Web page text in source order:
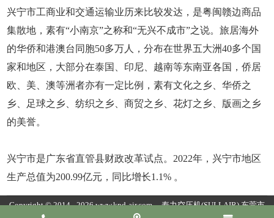
兴宁市工商业和交通运输业历来比较发达，是粤闽赣边商品
集散地，素有“小南京”之称和“无兴不成市”之说。旅居海外
的华侨和港澳台同胞50多万人，分布在世界五大洲40多个国
家和地区，大部分在泰国、印尼、越南等东南亚各国，侨居
欧、美、澳等洲者亦有一定比例，素有文化之乡、华侨之
乡、足球之乡、纺织之乡、商贸之乡、花灯之乡、版画之乡
的美誉。
兴宁市是广东省直管县财政改革试点。2022年，兴宁市地区
生产总值为200.99亿元，同比增长1.1% 。
Copyright © 2014 - 2026 www.kpd-air.com 寿力空压机(SULLAIR)东莞市